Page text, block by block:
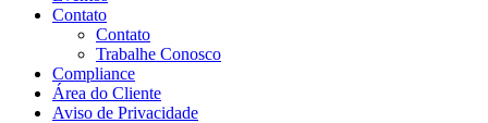
Contato
Contato
Trabalhe Conosco
Compliance
Área do Cliente
Aviso de Privacidade